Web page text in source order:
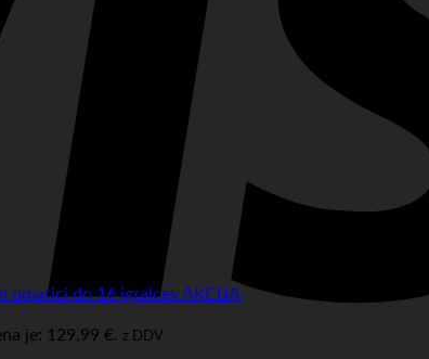
omarici do 16 igralcev AKCIJA
je: 129,99 €. z DDV